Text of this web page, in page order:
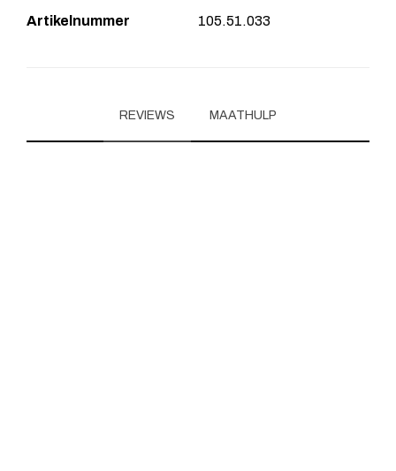
Artikelnummer 105.51.033
REVIEWS MAATHULP